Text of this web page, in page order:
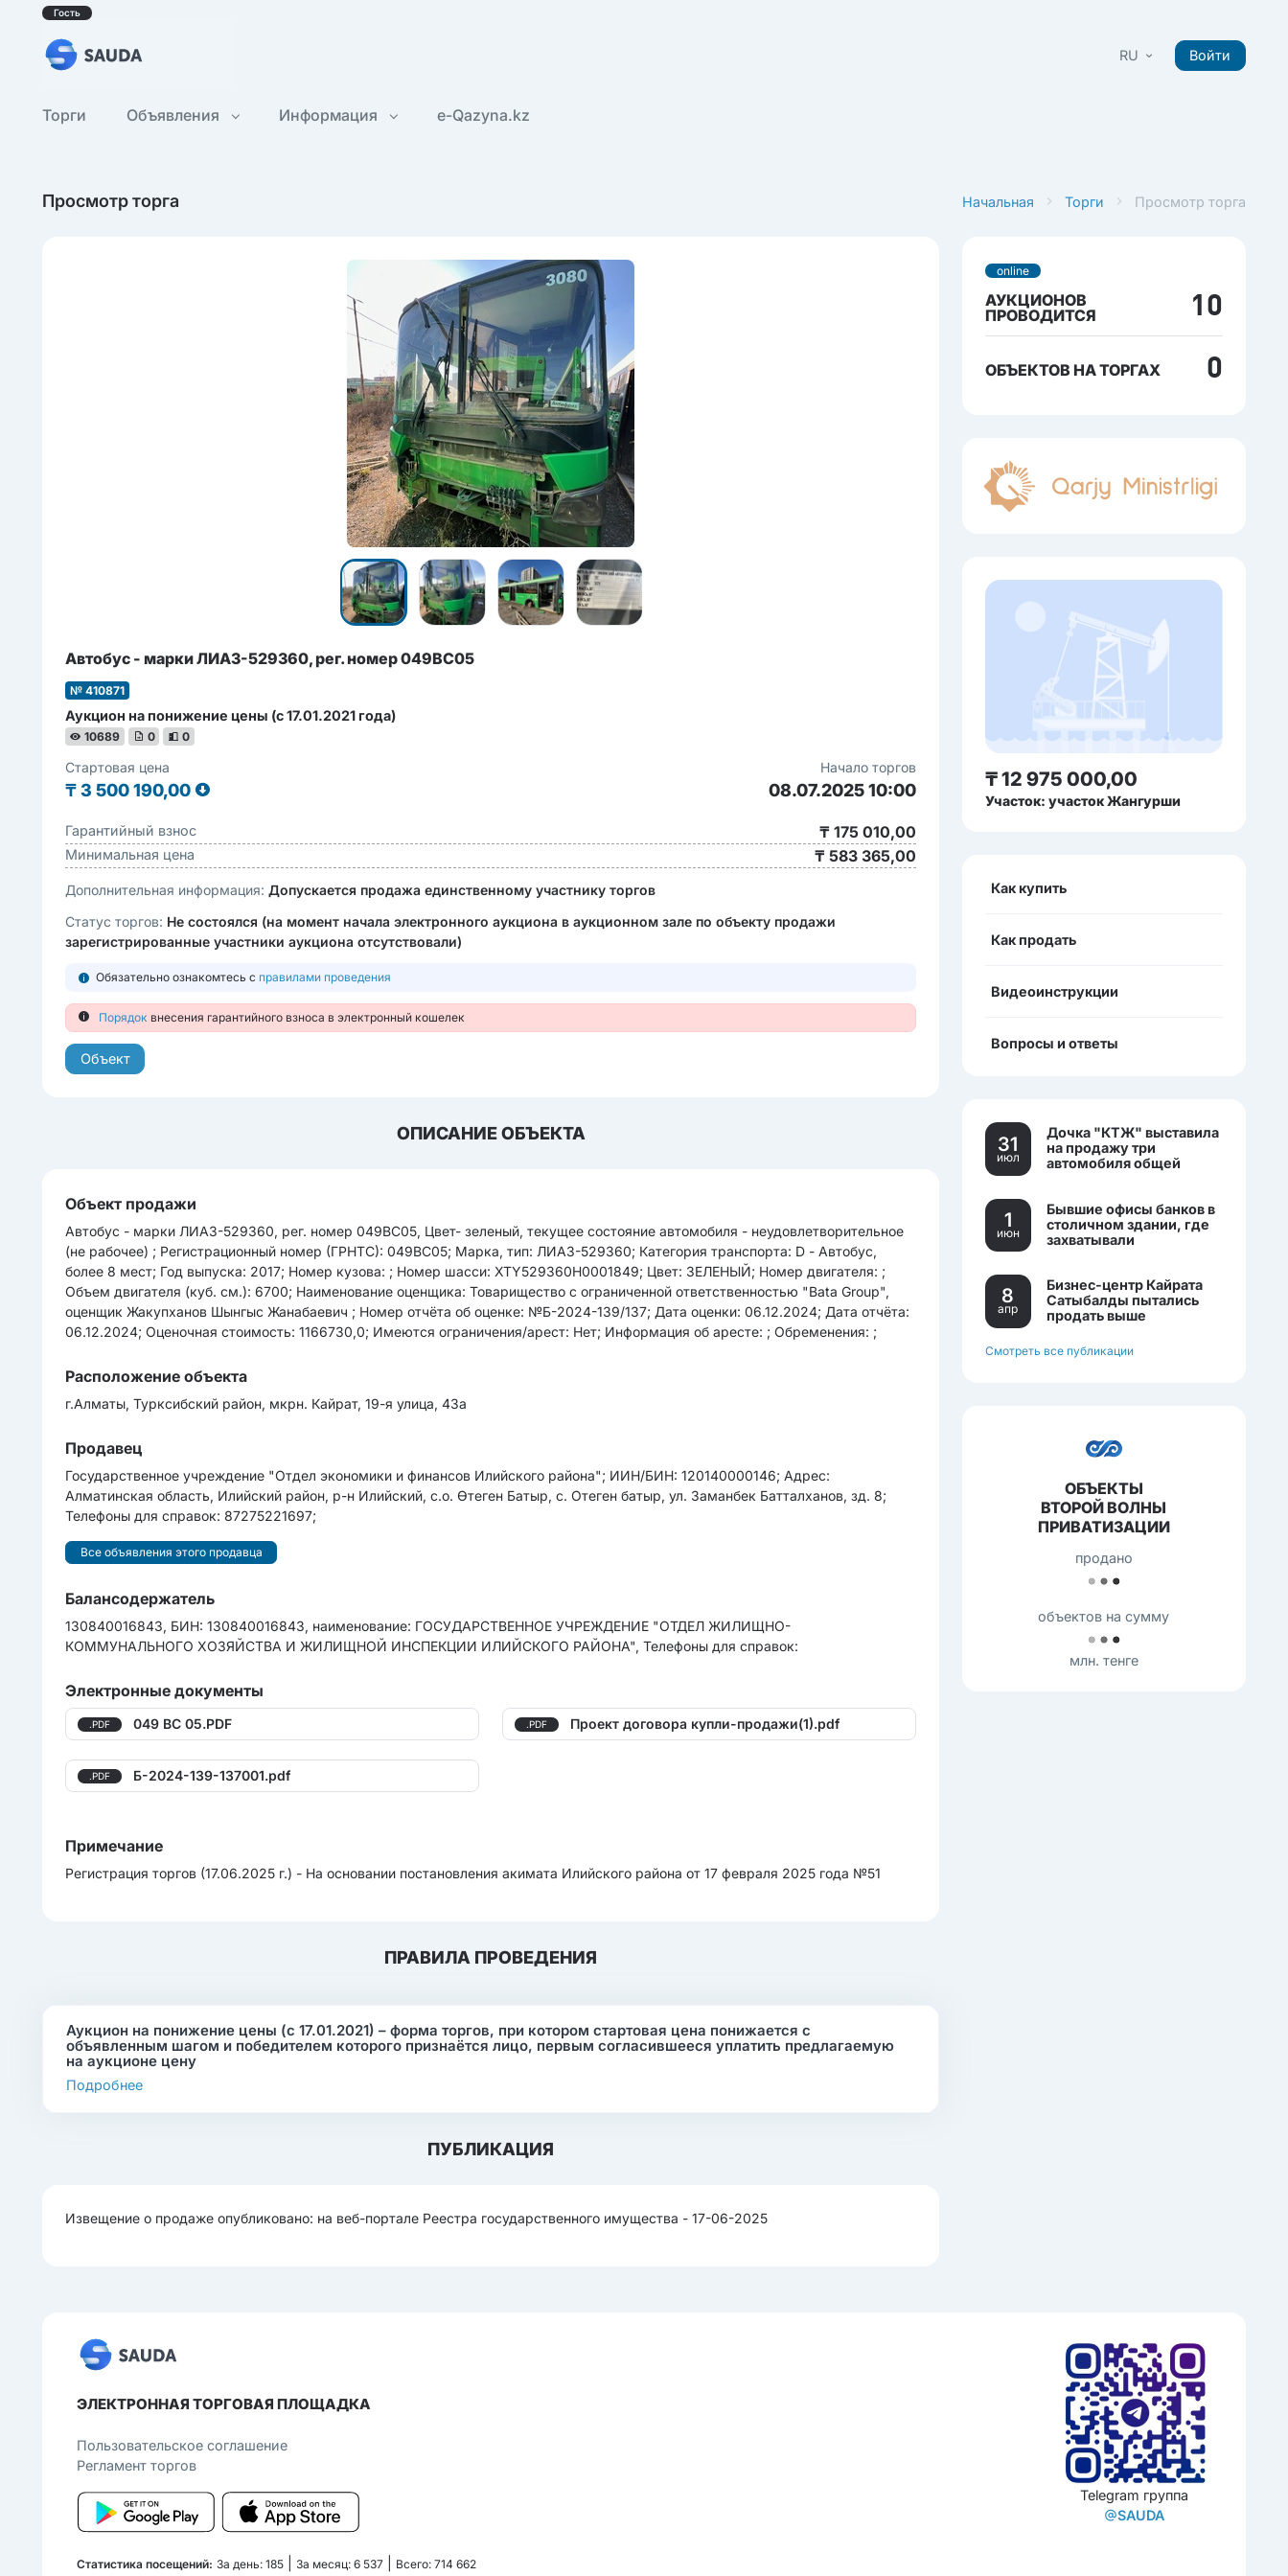
Гость
RU Войти
Торги Объявления Информация e-Qazyna.kz
Начальная Торги Просмотр торга
Просмотр торга
Автобус - марки ЛИАЗ-529360, рег. номер 049BC05
№ 410871
Аукцион на понижение цены (с 17.01.2021 года)
10689 0 0
Стартовая цена
₸3 500 190,00
Начало торгов
08.07.2025 10:00
Гарантийный взнос ₸ 175 010,00
Минимальная цена ₸ 583 365,00
Дополнительная информация:Допускается продажа единственному участнику торгов
Статус торгов: Не состоялся (на момент начала электронного аукциона в аукционном зале по объекту продажи
зарегистрированные участники аукциона отсутствовали)
Обязательно ознакомтесь с правилами проведения
Порядок внесения гарантийного взноса в электронный кошелек
Объект
ОПИСАНИЕ ОБЪЕКТА
Объект продажи
Автобус - марки ЛИАЗ-529360, рег. номер 049BC05, Цвет- зеленый, текущее состояние автомобиля - неудовлетворительное
(не рабочее) ; Регистрационный номер (ГРНТС): 049BC05; Марка, тип: ЛИАЗ-529360; Категория транспорта: D - Автобус,
более 8 мест; Год выпуска: 2017; Номер кузова: ; Номер шасси: XTY529360H0001849; Цвет: ЗЕЛЕНЫЙ; Номер двигателя: ;
Объем двигателя (куб. см.): 6700; Наименование оценщика: Товарищество с ограниченной ответственностью "Bata Group",
оценщик Жакупханов Шынгыс Жанабаевич ; Номер отчёта об оценке: №Б-2024-139/137; Дата оценки: 06.12.2024; Дата отчёта:
06.12.2024; Оценочная стоимость: 1166730,0; Имеются ограничения/арест: Нет; Информация об аресте: ; Обременения: ;
Расположение объекта
г.Алматы, Турксибский район, мкрн. Кайрат, 19-я улица, 43а
Продавец
Государственное учреждение "Отдел экономики и финансов Илийского района"; ИИН/БИН: 120140000146; Адрес:
Алматинская область, Илийский район, р-н Илийский, с.о. Өтеген Батыр, с. Отеген батыр, ул. Заманбек Батталханов, зд. 8;
Телефоны для справок: 87275221697;
Все объявления этого продавца
Балансодержатель
130840016843, БИН: 130840016843, наименование: ГОСУДАРСТВЕННОЕ УЧРЕЖДЕНИЕ "ОТДЕЛ ЖИЛИЩНО-
КОММУНАЛЬНОГО ХОЗЯЙСТВА И ЖИЛИЩНОЙ ИНСПЕКЦИИ ИЛИЙСКОГО РАЙОНА", Телефоны для справок:
Электронные документы
.PDF 049 BC 05.PDF .PDF Проект договора купли-продажи(1).pdf
.PDF Б-2024-139-137001.pdf
Примечание
Регистрация торгов (17.06.2025 г.) - На основании постановления акимата Илийского района от 17 февраля 2025 года №51
ПРАВИЛА ПРОВЕДЕНИЯ
Аукцион на понижение цены (с 17.01.2021) – форма торгов, при котором стартовая цена понижается с
объявленным шагом и победителем которого признаётся лицо, первым согласившееся уплатить предлагаемую
на аукционе цену
Подробнее
ПУБЛИКАЦИЯ
Извещение о продаже опубликовано: на веб-портале Реестра государственного имущества - 17-06-2025
online
АУКЦИОНОВ
ПРОВОДИТСЯ
10
ОБЪЕКТОВ НА ТОРГАХ 0
₸ 12 975 000,00
Участок: участок Жангурши
Как купить
Как продать
Видеоинструкции
Вопросы и ответы
31
июл
Дочка "КТЖ" выставила
на продажу три
автомобиля общей
1
июн
Бывшие офисы банков в
столичном здании, где
захватывали
8
апр
Бизнес-центр Кайрата
Сатыбалды пытались
продать выше
Смотреть все публикации
ОБЪЕКТЫ
ВТОРОЙ ВОЛНЫ
ПРИВАТИЗАЦИИ
продано
объектов на сумму
млн. тенге
ЭЛЕКТРОННАЯ ТОРГОВАЯ ПЛОЩАДКА
Пользовательcкое соглашение
Регламент торгов
Telegram группа
SAUDA
Статистика посещений: За день: 185 За месяц: 6 537 Всего: 714 662